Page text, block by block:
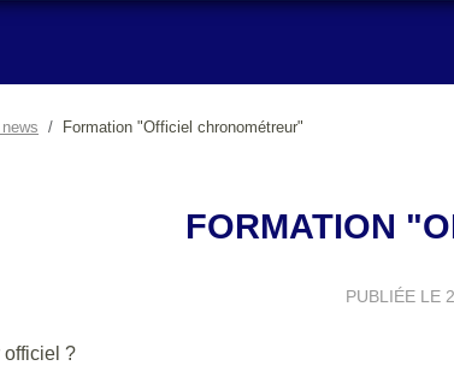
news Formation "Officiel chronométreur"
FORMATION
PUBLIÉE LE
officiel ?